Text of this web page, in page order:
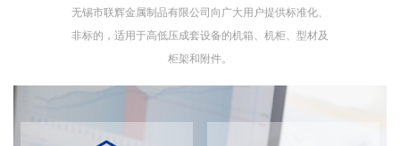
无锡市联辉金属制品有限公司向广大用户提供标准化、
非标的，适用于高低压成套设备的机箱、机柜、型材及
柜架和附件。